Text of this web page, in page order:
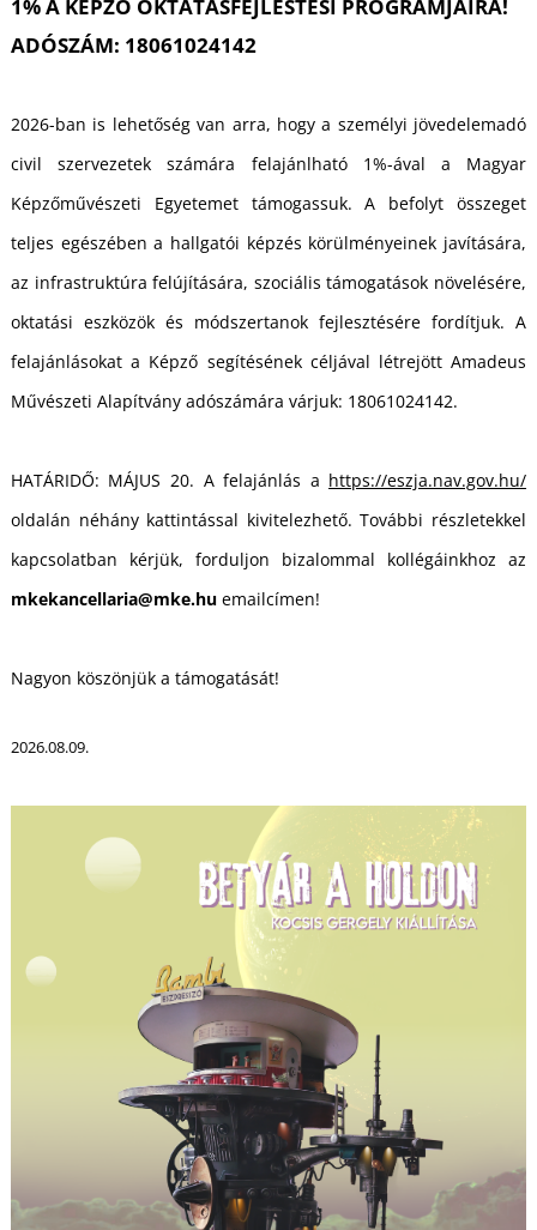
1% A KÉPZŐ OKTATÁSFEJLESTÉSI PROGRAMJAIRA!
ADÓSZÁM: 18061024142
2026-ban is lehetőség van arra, hogy a személyi jövedelemadó
civil szervezetek számára felajánlható 1%-ával a Magyar
Képzőművészeti Egyetemet támogassuk. A befolyt összeget
teljes egészében a hallgatói képzés körülményeinek javítására,
az infrastruktúra felújítására, szociális támogatások növelésére,
oktatási eszközök és módszertanok fejlesztésére fordítjuk. A
felajánlásokat a Képző segítésének céljával létrejött Amadeus
Művészeti Alapítvány adószámára várjuk: 18061024142.
HATÁRIDŐ: MÁJUS 20. A felajánlás a https://eszja.nav.gov.hu/
oldalán néhány kattintással kivitelezhető. További részletekkel
kapcsolatban kérjük, forduljon bizalommal kollégáinkhoz az
mkekancellaria@mke.huemailcímen!
Nagyon köszönjük a támogatását!
2026.08.09.